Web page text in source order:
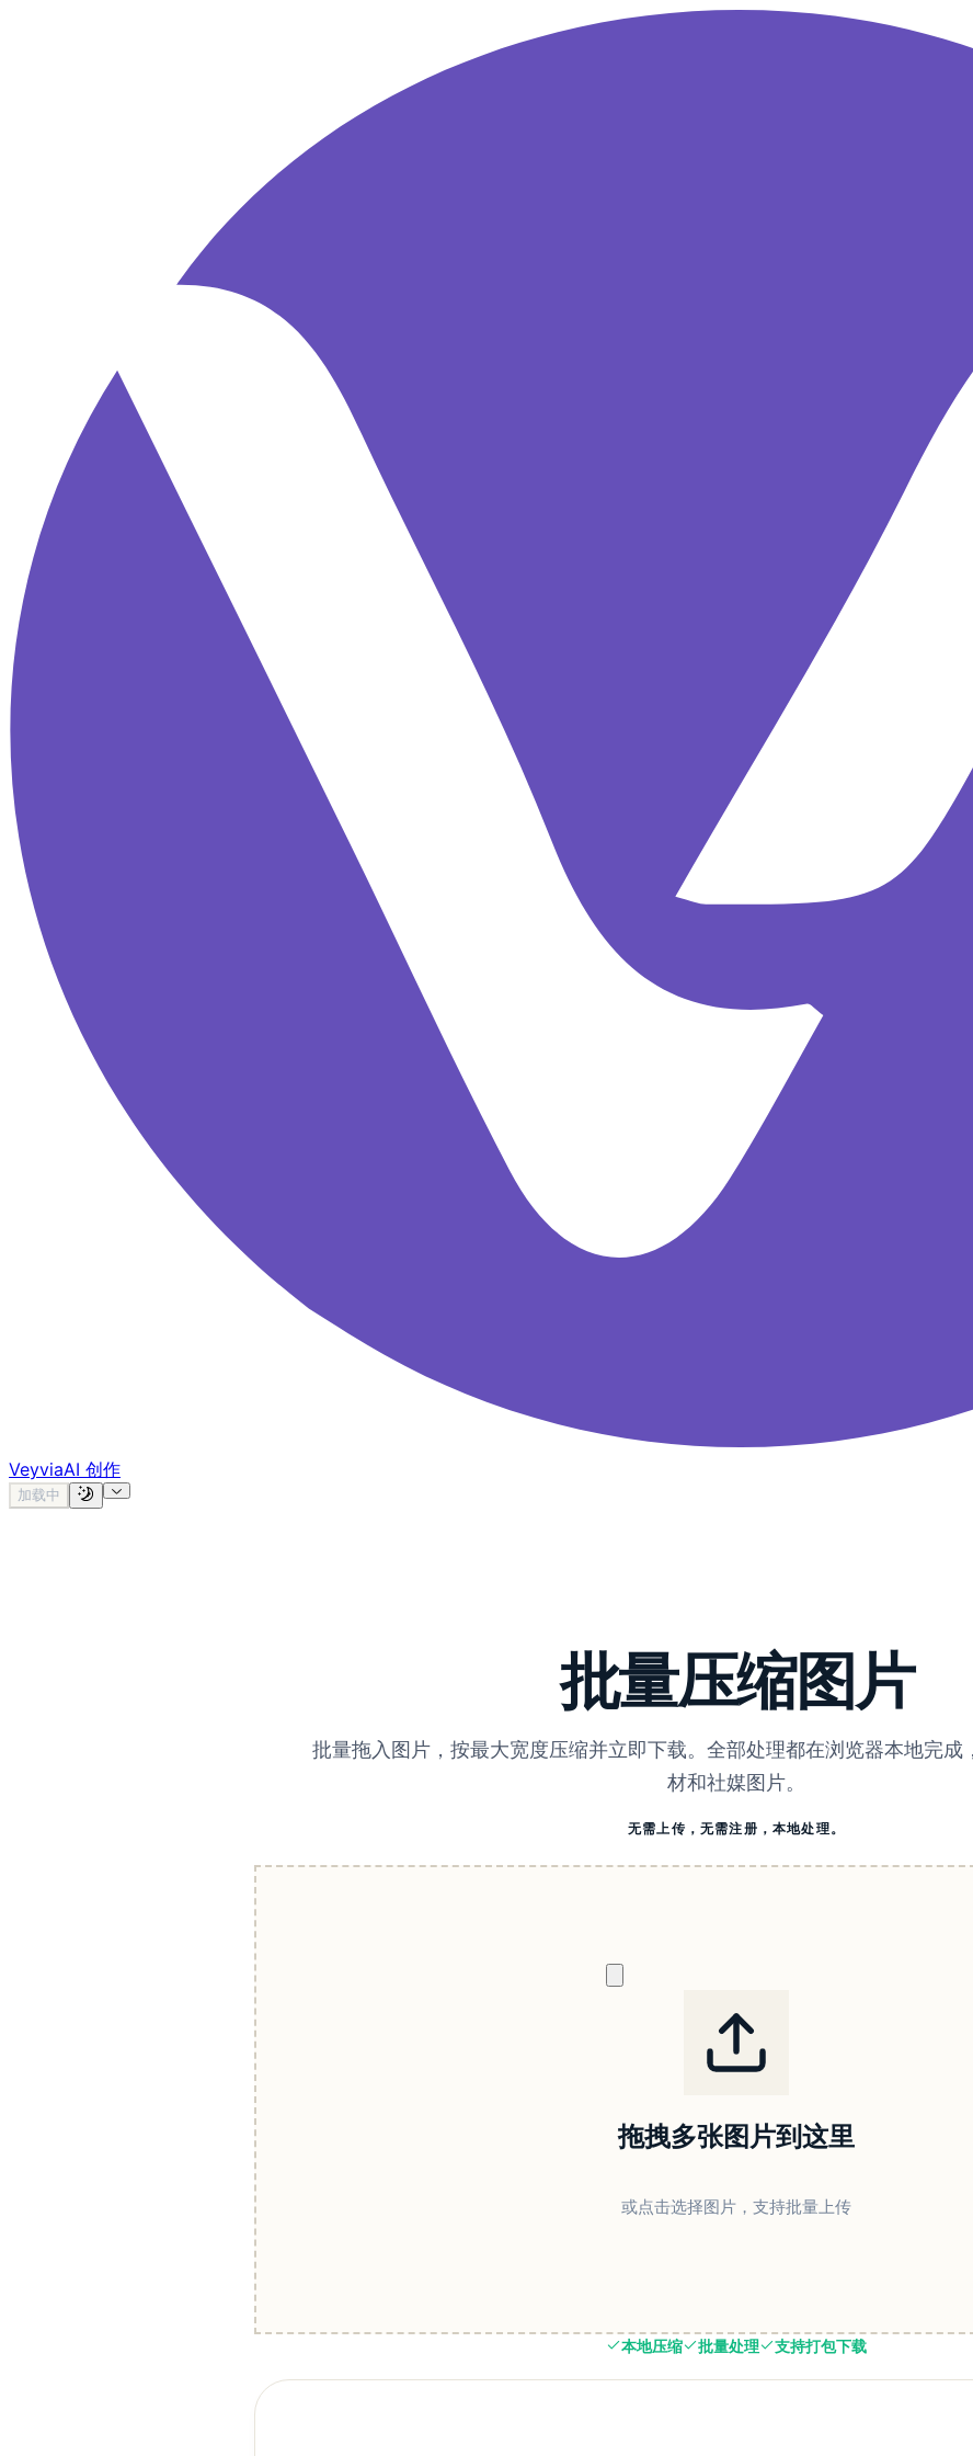
VeyviaAI 创作
加载中
批量压缩图片
批量拖入图片，按最大宽度压缩并立即下载。全部处理都在浏览器本地完成
材和社媒图片。
无需上传，无需注册，本地处理。
拖拽多张图片到这里
或点击选择图片，支持批量上传
本地压缩 批量处理 支持打包下载